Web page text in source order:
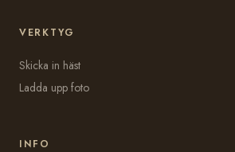
VERKTYG
Skicka in häst
Ladda upp foto
INFO